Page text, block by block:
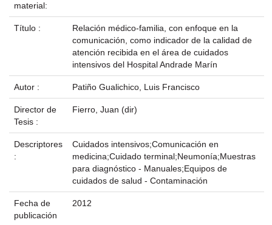
material:
Título :
Relación médico-familia, con enfoque en la
comunicación, como indicador de la calidad de
atención recibida en el área de cuidados
intensivos del Hospital Andrade Marín
Autor : Patiño Gualichico, Luis Francisco
Director de
Tesis :
Fierro, Juan (dir)
Descriptores
:
Cuidados intensivos;Comunicación en
medicina;Cuidado terminal;Neumonía;Muestras
para diagnóstico - Manuales;Equipos de
cuidados de salud - Contaminación
Fecha de
publicación
2012